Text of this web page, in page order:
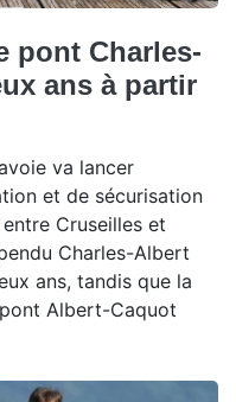
pont Charles-
ans à partir
va lancer
et de sécurisation
Cruseilles et
Charles-Albert
ans, tandis que la
Albert-Caquot